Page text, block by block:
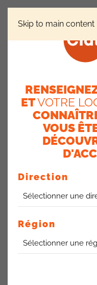
Skip to main content
Frais de
14 avril 2025
la formation annuelle
rien en 2024).
différencié pour les frais
inclus ces frais.
ETVOTRE
VOUS
Direction
Région